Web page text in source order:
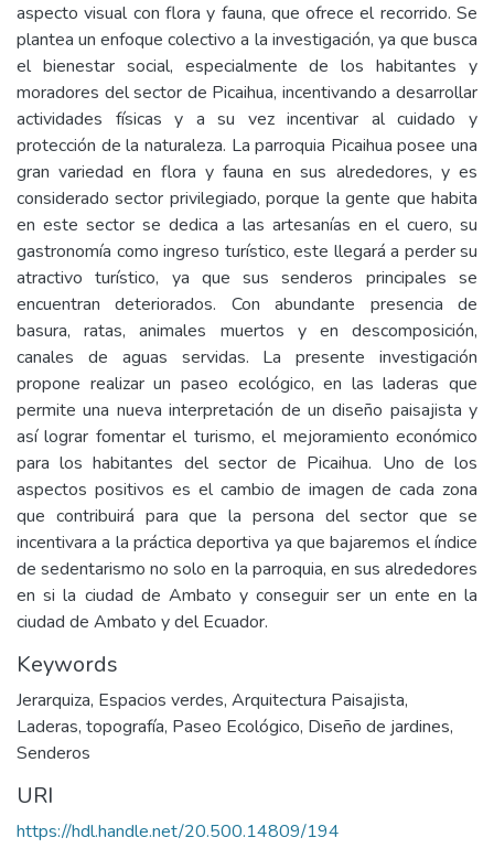
aspecto visual con flora y fauna, que ofrece el recorrido. Se
plantea un enfoque colectivo a la investigación, ya que busca
el bienestar social, especialmente de los habitantes y
moradores del sector de Picaihua, incentivando a desarrollar
actividades físicas y a su vez incentivar al cuidado y
protección de la naturaleza. La parroquia Picaihua posee una
gran variedad en flora y fauna en sus alrededores, y es
considerado sector privilegiado, porque la gente que habita
en este sector se dedica a las artesanías en el cuero, su
gastronomía como ingreso turístico, este llegará a perder su
atractivo turístico, ya que sus senderos principales se
encuentran deteriorados. Con abundante presencia de
basura, ratas, animales muertos y en descomposición,
canales de aguas servidas. La presente investigación
propone realizar un paseo ecológico, en las laderas que
permite una nueva interpretación de un diseño paisajista y
así lograr fomentar el turismo, el mejoramiento económico
para los habitantes del sector de Picaihua. Uno de los
aspectos positivos es el cambio de imagen de cada zona
que contribuirá para que la persona del sector que se
incentivara a la práctica deportiva ya que bajaremos el índice
de sedentarismo no solo en la parroquia, en sus alrededores
en si la ciudad de Ambato y conseguir ser un ente en la
ciudad de Ambato y del Ecuador.
Keywords
Jerarquiza, Espacios verdes, Arquitectura Paisajista,
Laderas, topografía, Paseo Ecológico, Diseño de jardines,
Senderos
URI
https://hdl.handle.net/20.500.14809/194